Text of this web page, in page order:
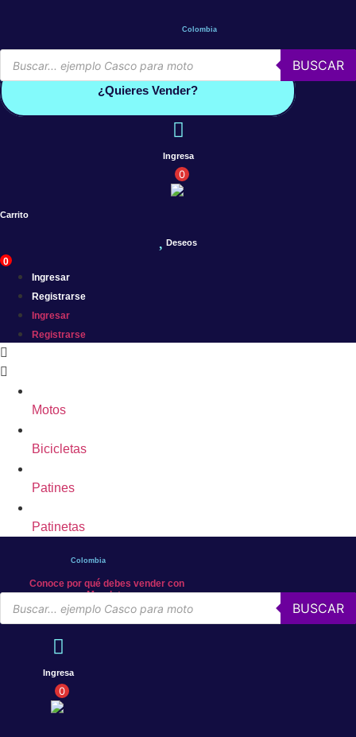
contenido
Colombia
Búsqueda
de
productos
BUSCAR
Conoce por qué debes vender con mercleta
¿Quieres Vender?
Ingresa
0
Carrito
Deseos
0
Ingresar
Registrarse
Ingresar
Registrarse
Motos
Bicicletas
Patines
Patinetas
Colombia
Conoce por qué debes vender con
Mercleta
Búsqueda
de
productos
BUSCAR
Ingresa
0